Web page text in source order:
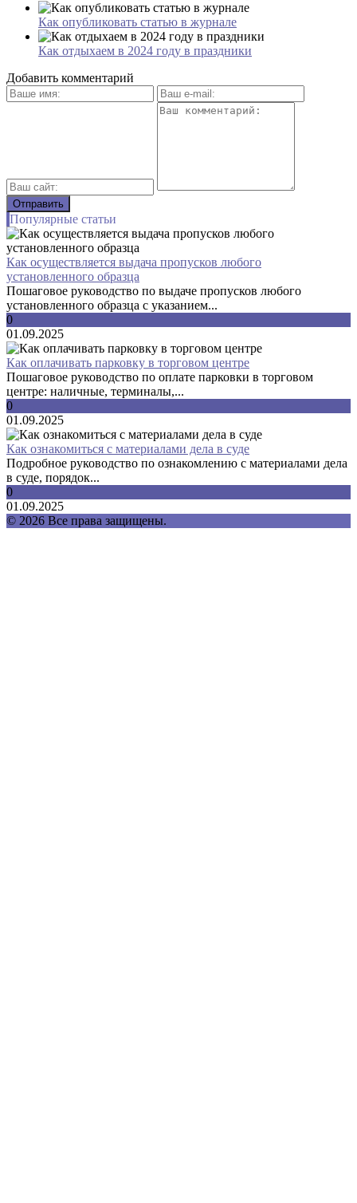
Как опубликовать статью в журнале
Как отдыхаем в 2024 году в праздники
Добавить комментарий
Популярные статьи
Как осуществляется выдача пропусков любого
установленного образца
Пошаговое руководство по выдаче пропусков любого
установленного образца с указанием...
0
01.09.2025
Как оплачивать парковку в торговом центре
Пошаговое руководство по оплате парковки в торговом
центре: наличные, терминалы,...
0
01.09.2025
Как ознакомиться с материалами дела в суде
Подробное руководство по ознакомлению с материалами дела
в суде, порядок...
0
01.09.2025
© 2026 Все права защищены.